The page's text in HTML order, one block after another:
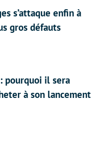
s’attaque enfin à
gros défauts
pourquoi il sera
à son lancement